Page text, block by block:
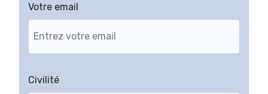
Votre email
Civilité